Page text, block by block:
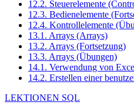
12.2. Steuerelemente
12.3. Bedienelemente
12.4. Kontrollelemente
13.1. Arrays (Arrays)
13.2. Arrays (Fortsetzung)
13.3. Arrays (Übungen)
14.1. Verwendung von
14.2. Erstellen einer
LEKTIONEN SQL